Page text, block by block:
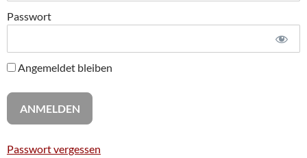
Passwort
Angemeldet bleiben
Passwort vergessen